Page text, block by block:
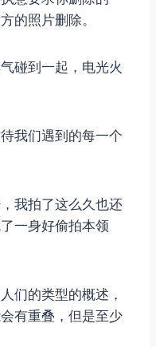
的照片删除。
碰到一起，电光火
我们遇到的每一个
我拍了这么久也还
一身好偷拍本领
们的类型的概述，
有重叠，但是至少